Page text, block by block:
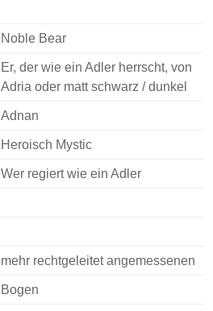
Noble Bear
Er, der wie ein Adler herrscht, von
Adria oder matt schwarz / dunkel
Adnan
Heroisch Mystic
Wer regiert wie ein Adler
mehr rechtgeleitet angemessenen
Bogen